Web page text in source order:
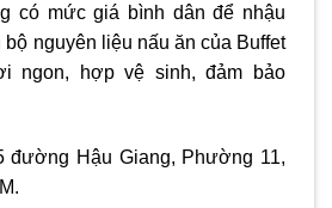
có mức giá bình dân để nhậu
nguyên liệu nấu ăn của Buffet
ngon, hợp vệ sinh, đảm bảo
đường Hậu Giang, Phường 11,